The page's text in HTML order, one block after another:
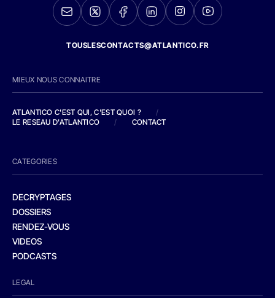
TOUSLESCONTACTS@ATLANTICO.FR
MIEUX NOUS CONNAITRE
ATLANTICO C'EST QUI, C'EST QUOI ?
/
LE RESEAU D'ATLANTICO
/ CONTACT
CATEGORIES
DECRYPTAGES
DOSSIERS
RENDEZ-VOUS
VIDEOS
PODCASTS
LEGAL